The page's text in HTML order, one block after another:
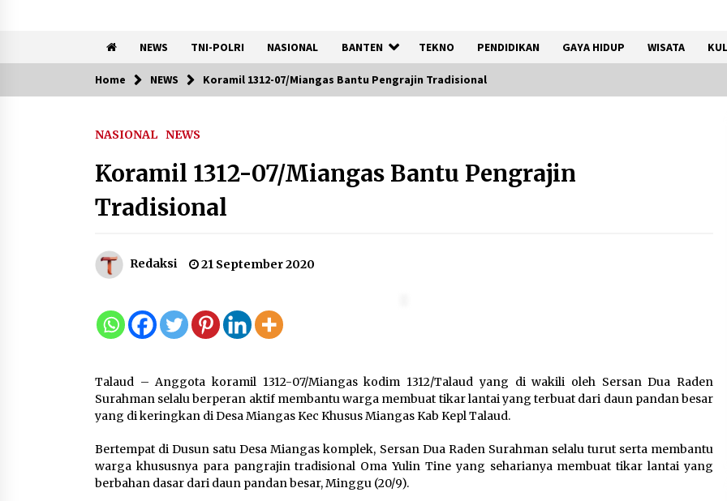
NEWS TNI-POLRI NASIONAL BANTEN TEKNO PENDIDIKAN GAYA HIDUP WISATA
Trending Now
Pemkot Tangsel Kembangkan
Wujudkan Lansia Sehat, Aktif,
8 Agustus 2026
melalui Pendalaman Materi
Penyusunan Produk Hukum
Kemenkum Malut Ikuti ‘Pasti
7 Agustus 2026
Bekas, Lapas Banjar Tanam
200 Pohon Cabai Dukung
Program Ketahanan Pangan
Pemakaian, Terungkap Ada
Transisi Panjang Pengelolaan
, Perumdam TKR Didesak
7 Agustus 2026
KKM Universitas Bina Bangsa
Home NEWS Koramil 1312-07/Miangas Bantu Pengrajin Tradisional
NASIONAL NEWS
Koramil 1312-07/Miangas Bantu Pengrajin
Tradisional
Redaksi 21 September 2020
Talaud – Anggota koramil 1312-07/Miangas kodim 1312/Talaud yang di wakili oleh Sersan Dua Raden
Surahman selalu berperan aktif membantu warga membuat tikar lantai yang terbuat dari daun pandan besar
yang di keringkan di Desa Miangas Kec Khusus Miangas Kab Kepl Talaud.
Bertempat di Dusun satu Desa Miangas komplek, Sersan Dua Raden Surahman selalu turut serta membantu
warga khususnya para pangrajin tradisional Oma Yulin Tine yang seharianya membuat tikar lantai yang
berbahan dasar dari daun pandan besar, Minggu (20/9).